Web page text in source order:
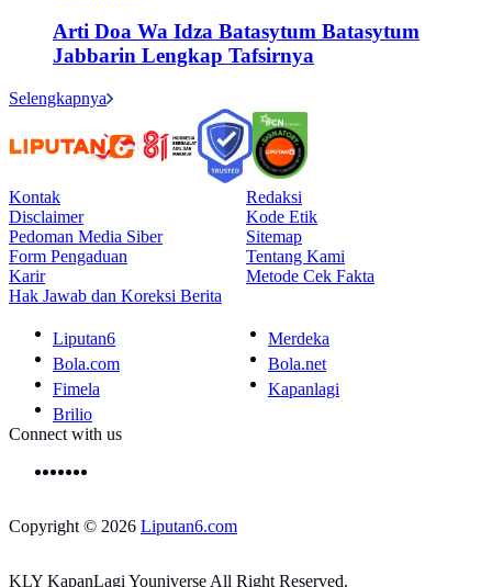
Arti Doa Wa Idza Batasytum Batasytum
Jabbarin Lengkap Tafsirnya
Selengkapnya
Kontak
Redaksi
Disclaimer
Kode Etik
Pedoman Media Siber
Sitemap
Form Pengaduan
Tentang Kami
Karir
Metode Cek Fakta
Hak Jawab dan Koreksi Berita
Liputan6
Merdeka
Bola.com
Bola.net
Fimela
Kapanlagi
Brilio
Connect with us
Copyright © 2026 Liputan6.com
KLY KapanLagi Youniverse All Right Reserved.